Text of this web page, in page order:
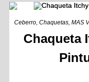
Ceberro, Chaquetas, MAS
Chaqueta